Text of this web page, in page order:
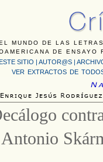
MUNDO DE LAS
DE
SITIO | AUTOR@S |
VER EXTRACTOS DE
Antonio